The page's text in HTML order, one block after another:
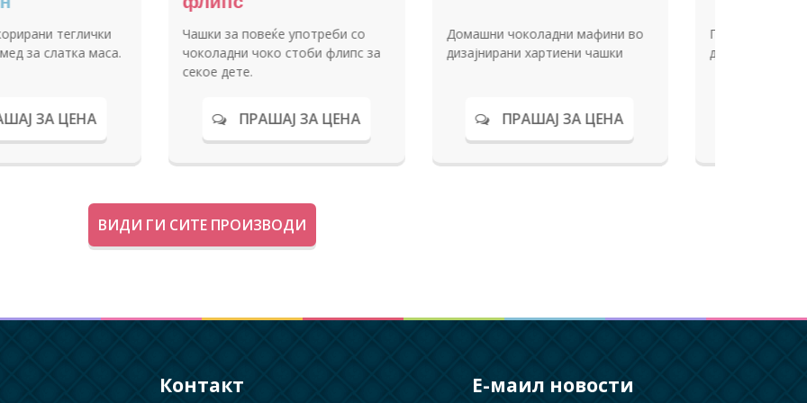
Пуканки во тематски
дизајнирани садови
ПРАШАЈ ЗА ЦЕНА
Теглички со бонбони кои ги дава
невестата при делење на
ПРАШАЈ ЗА ЦЕНА
Патоказ за добредојде на
роденденска забава изработен
ВИДИ ГИ СИТЕ ПРОИЗВОДИ
Контакт Е-маил новости